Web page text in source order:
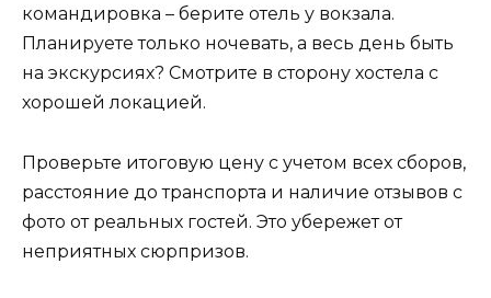
командировка – берите отель у вокзала.
Планируете только ночевать, а весь день быть
на экскурсиях? Смотрите в сторону хостела с
хорошей локацией.
Проверьте итоговую цену с учетом всех сборов,
расстояние до транспорта и наличие отзывов с
фото от реальных гостей. Это убережет от
неприятных сюрпризов.